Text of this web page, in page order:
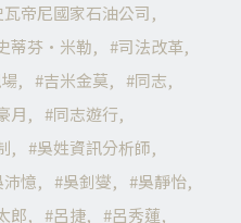
瓦帝尼國家石油公司
蒂芬·米勒
司法改革
吉米金莫
同志
月
同志遊行
吳姓資訊分析師
沛憶 吳釗燮
吳靜怡
郎 呂捷 呂秀蓮